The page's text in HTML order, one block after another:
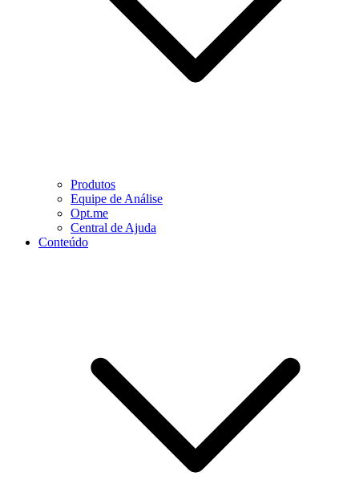
Produtos
Equipe de Análise
Opt.me
Central de Ajuda
Conteúdo